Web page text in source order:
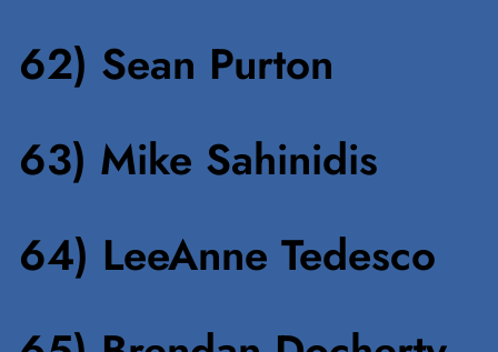
62) Sean Purton
63) Mike Sahinidis
64) LeeAnne Tedesco